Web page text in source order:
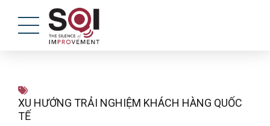
XU HƯỚNG TRẢI NGHIỆM KHÁCH HÀNG QUỐC
TẾ